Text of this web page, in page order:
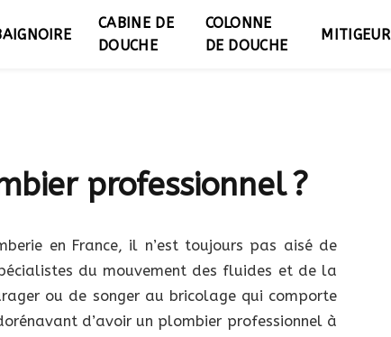
CABINE DE
DOUCHE
COLONNE
DE DOUCHE
MITIGEUR
professionnel ?
en France, il n’est toujours pas aisé de
du mouvement des fluides et de la
ou de songer au bricolage qui comporte
d’avoir un plombier professionnel à